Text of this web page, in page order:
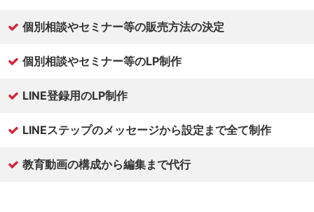
個別相談やセミナー等の販売方法の決定
個別相談やセミナー等のLP制作
LINE登録用のLP制作
LINEステップのメッセージから設定まで全て制作
教育動画の構成から編集まで代行